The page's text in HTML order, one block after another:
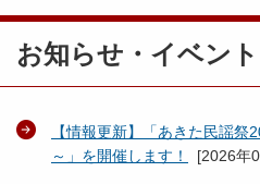
お知らせ・イベント
【情報更新】「あきた民謡
～」を開催します！
[2026年